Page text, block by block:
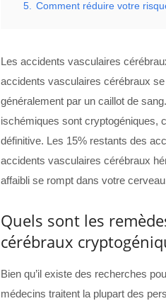
5. Comment réduire votre
Les accidents vasculaires
accidents vasculaires cérébraux
généralement par un caillot de
ischémiques sont cryptogéniques,
définitive. Les 15% restants des
accidents vasculaires cérébraux
affaibli se rompt dans votre
Quels sont les
cérébraux
Bien qu’il existe des recherches
médecins traitent la plupart des